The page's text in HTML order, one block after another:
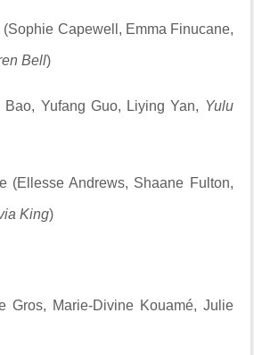
(Sophie Capewell, Emma Finucane,
Bell)
Yufang Guo, Liying Yan, Yulu
(Ellesse Andrews, Shaane Fulton,
King)
Gros, Marie-Divine Kouamé, Julie